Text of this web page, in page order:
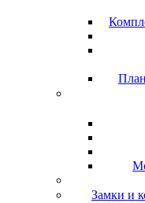
Замки и